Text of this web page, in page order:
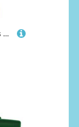
TOYANDONA 7 Stück Teiliges Miniatur Warnschilder Gelb aus Langlebiger Realistische Miniatur Warnhinweise für Puppenhaus Feengarten Vielseitige Dekoration und Lernhilfe